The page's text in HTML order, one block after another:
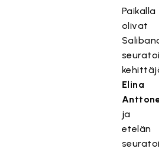
Paikalla
olivat
Elina
ja
etelän